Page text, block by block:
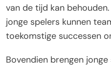
van de tijd kan
jonge spelers kunnen
toekomstige successen
Bovendien brengen